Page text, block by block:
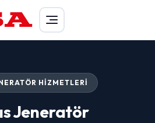
HIZMETLERI
Jeneratör